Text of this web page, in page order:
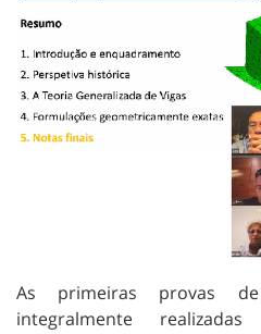
As primeiras provas
integralmente